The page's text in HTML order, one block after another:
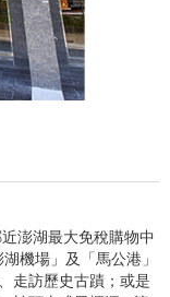
澎湖最大免稅購物中
機場」及「馬公港」
走訪歷史古蹟；或是